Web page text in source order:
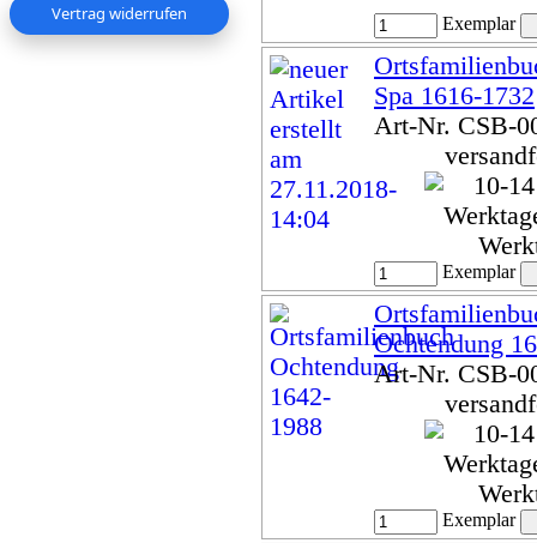
Vertrag widerrufen Exemplar
Spa 1616-1732
Art-Nr. CSB-
Exemplar
Ochtendung
Art-Nr. CSB-
Exemplar